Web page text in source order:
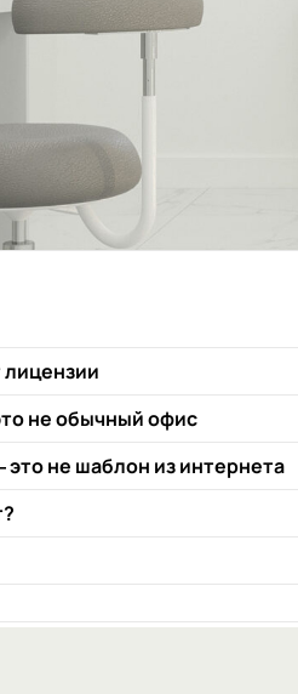
не обычный офис
не шаблон из интернета